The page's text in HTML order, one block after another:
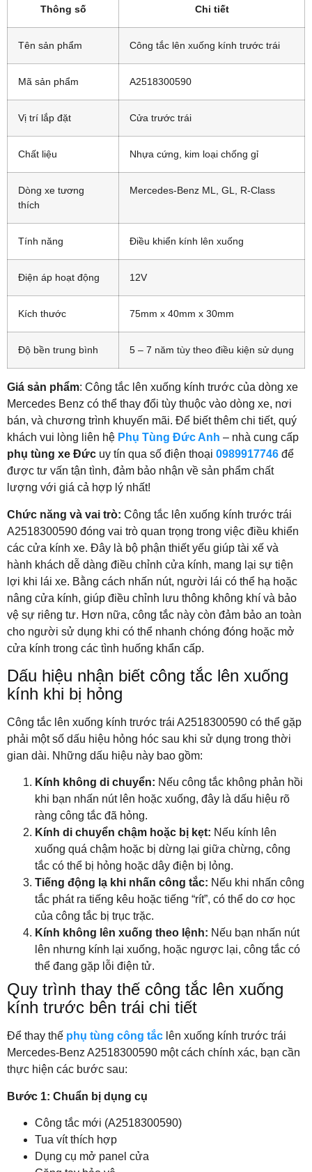
Thông số Chi tiết
Tên sản phẩm Công tắc lên xuống kính trước trái
Mã sản phẩm A2518300590
Vị trí lắp đặt Cửa trước trái
Chất liệu Nhựa cứng, kim loại chống gỉ
Dòng xe tương
thích
Mercedes-Benz ML, GL, R-Class
Tính năng Điều khiển kính lên xuống
Điện áp hoạt động 12V
Kích thước 75mm x 40mm x 30mm
Độ bền trung bình 5 – 7 năm tùy theo điều kiện sử dụng
Giá sản phẩm: Công tắc lên xuống kính trước của dòng xe
Mercedes Benz có thể thay đổi tùy thuộc vào dòng xe, nơi
bán, và chương trình khuyến mãi. Để biết thêm chi tiết, quý
khách vui lòng liên hệ Phụ Tùng Đức Anh – nhà cung cấp
phụ tùng xe Đức uy tín qua số điện thoại 0989917746 để
được tư vấn tận tình, đảm bảo nhận về sản phẩm chất
lượng với giá cả hợp lý nhất!
Chức năng và vai trò: Công tắc lên xuống kính trước trái
A2518300590 đóng vai trò quan trọng trong việc điều khiển
các cửa kính xe. Đây là bộ phận thiết yếu giúp tài xế và
hành khách dễ dàng điều chỉnh cửa kính, mang lại sự tiện
lợi khi lái xe. Bằng cách nhấn nút, người lái có thể hạ hoặc
nâng cửa kính, giúp điều chỉnh lưu thông không khí và bảo
vệ sự riêng tư. Hơn nữa, công tắc này còn đảm bảo an toàn
cho người sử dụng khi có thể nhanh chóng đóng hoặc mở
cửa kính trong các tình huống khẩn cấp.
Dấu hiệu nhận biết công tắc lên xuống
kính khi bị hỏng
Công tắc lên xuống kính trước trái A2518300590 có thể gặp
phải một số dấu hiệu hỏng hóc sau khi sử dụng trong thời
gian dài. Những dấu hiệu này bao gồm:
Kính không di chuyển: Nếu công tắc không phản hồi
khi bạn nhấn nút lên hoặc xuống, đây là dấu hiệu rõ
ràng công tắc đã hỏng.
Kính di chuyển chậm hoặc bị kẹt: Nếu kính lên
xuống quá chậm hoặc bị dừng lại giữa chừng, công
tắc có thể bị hỏng hoặc dây điện bị lỏng.
Tiếng động lạ khi nhấn công tắc: Nếu khi nhấn công
tắc phát ra tiếng kêu hoặc tiếng “rít”, có thể do cơ học
của công tắc bị trục trặc.
Kính không lên xuống theo lệnh: Nếu bạn nhấn nút
lên nhưng kính lại xuống, hoặc ngược lại, công tắc có
thể đang gặp lỗi điện tử.
Quy trình thay thế công tắc lên xuống
kính trước bên trái chi tiết
Để thay thế phụ tùng công tắc lên xuống kính trước trái
Mercedes-Benz A2518300590 một cách chính xác, bạn cần
thực hiện các bước sau:
Bước 1: Chuẩn bị dụng cụ
Công tắc mới (A2518300590)
Tua vít thích hợp
Dụng cụ mở panel cửa